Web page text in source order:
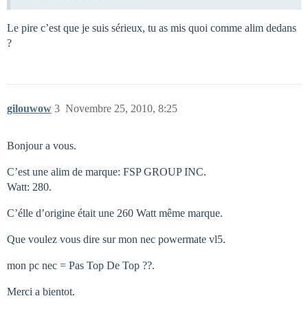
Le pire c’est que je suis sérieux, tu as mis quoi comme alim dedans
?
gilouwow Novembre 25, 2010, 8:25
3
Bonjour a vous.
C’est une alim de marque: FSP GROUP INC.
Watt: 280.
C’élle d’origine était une 260 Watt même marque.
Que voulez vous dire sur mon nec powermate vl5.
mon pc nec = Pas Top De Top ??.
Merci a bientot.